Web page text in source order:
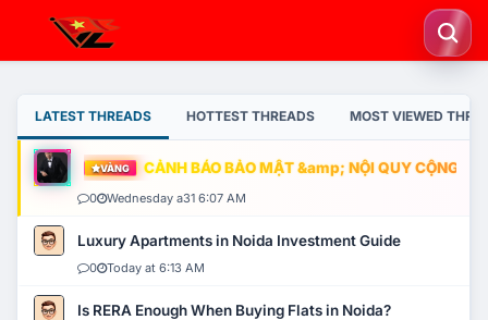
LATEST THREADS HOTTEST THREADS MOST VIEWED
VÀNG CẢNH BÁO BẢO MẬT &amp; NỘI QUY CỘNG
0 Wednesday a31 6:07 AM
Luxury Apartments in Noida Investment Guide
0 Today at 6:13 AM
Is RERA Enough When Buying Flats in Noida?